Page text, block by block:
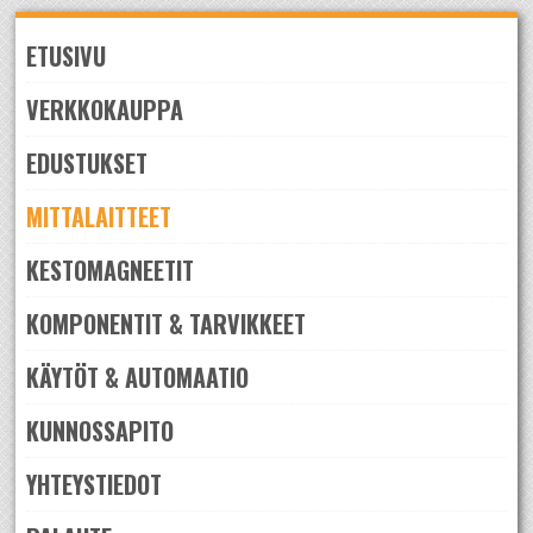
to
navigation
to
content
ETUSIVU
VERKKOKAUPPA
EDUSTUKSET
MITTALAITTEET
KESTOMAGNEETIT
KOMPONENTIT & TARVIKKEET
KÄYTÖT & AUTOMAATIO
KUNNOSSAPITO
YHTEYSTIEDOT